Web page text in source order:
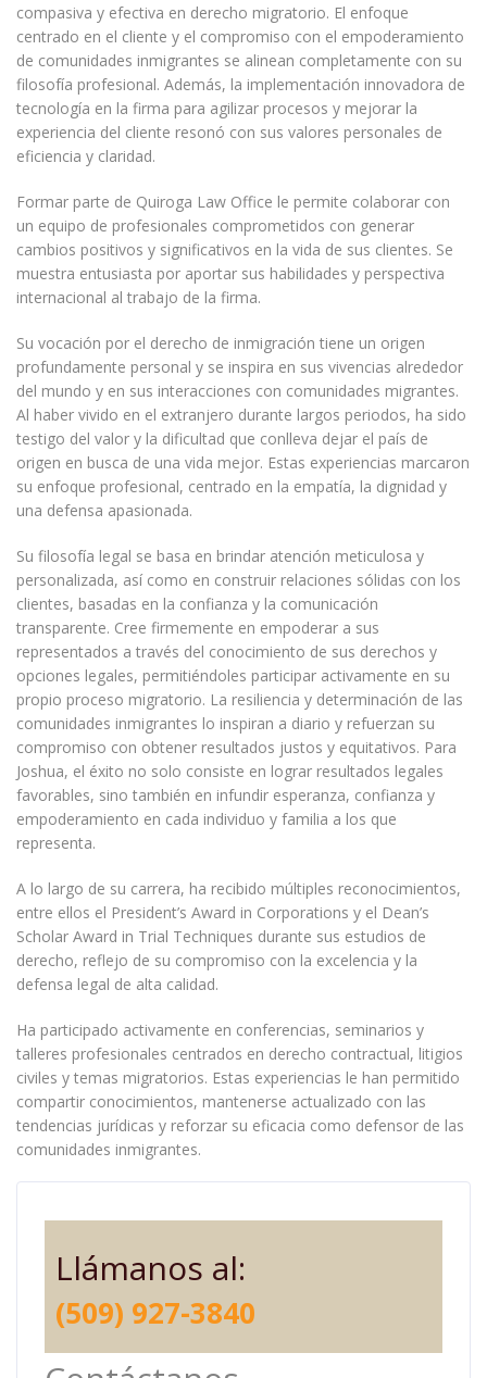
compasiva y efectiva en derecho migratorio. El enfoque
centrado en el cliente y el compromiso con el empoderamiento
de comunidades inmigrantes se alinean completamente con su
filosofía profesional. Además, la implementación innovadora de
tecnología en la firma para agilizar procesos y mejorar la
experiencia del cliente resonó con sus valores personales de
eficiencia y claridad.
Formar parte de Quiroga Law Office le permite colaborar con
un equipo de profesionales comprometidos con generar
cambios positivos y significativos en la vida de sus clientes. Se
muestra entusiasta por aportar sus habilidades y perspectiva
internacional al trabajo de la firma.
Su vocación por el derecho de inmigración tiene un origen
profundamente personal y se inspira en sus vivencias alrededor
del mundo y en sus interacciones con comunidades migrantes.
Al haber vivido en el extranjero durante largos periodos, ha sido
testigo del valor y la dificultad que conlleva dejar el país de
origen en busca de una vida mejor. Estas experiencias marcaron
su enfoque profesional, centrado en la empatía, la dignidad y
una defensa apasionada.
Su filosofía legal se basa en brindar atención meticulosa y
personalizada, así como en construir relaciones sólidas con los
clientes, basadas en la confianza y la comunicación
transparente. Cree firmemente en empoderar a sus
representados a través del conocimiento de sus derechos y
opciones legales, permitiéndoles participar activamente en su
propio proceso migratorio. La resiliencia y determinación de las
comunidades inmigrantes lo inspiran a diario y refuerzan su
compromiso con obtener resultados justos y equitativos. Para
Joshua, el éxito no solo consiste en lograr resultados legales
favorables, sino también en infundir esperanza, confianza y
empoderamiento en cada individuo y familia a los que
representa.
A lo largo de su carrera, ha recibido múltiples reconocimientos,
entre ellos el President’s Award in Corporations y el Dean’s
Scholar Award in Trial Techniques durante sus estudios de
derecho, reflejo de su compromiso con la excelencia y la
defensa legal de alta calidad.
Ha participado activamente en conferencias, seminarios y
talleres profesionales centrados en derecho contractual, litigios
civiles y temas migratorios. Estas experiencias le han permitido
compartir conocimientos, mantenerse actualizado con las
tendencias jurídicas y reforzar su eficacia como defensor de las
comunidades inmigrantes.
Llámanos al:
(509) 927-3840